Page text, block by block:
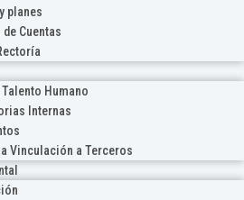
planes
Cuentas
Humano
Internas
Vinculación a Terceros